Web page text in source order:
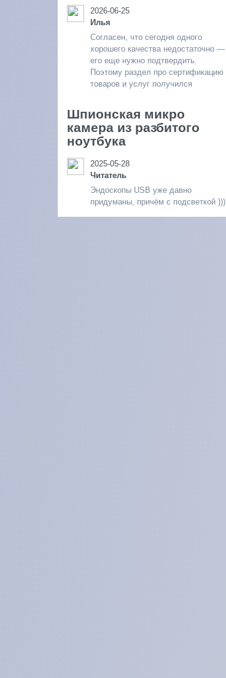
2026-06-25
Илья
Согласен, что сегодня одного
хорошего качества недостаточно —
его еще нужно подтвердить.
Поэтому раздел про сертификацию
товаров и услуг получился
Шпионская микро
камера из разбитого
ноутбука
2025-05-28
Читатель
Эндоскопы USB уже давно
придуманы, причём с подсветкой )))